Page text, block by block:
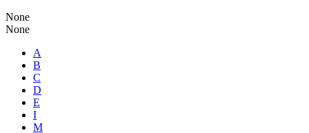
None
None
A
B
C
D
E
I
M